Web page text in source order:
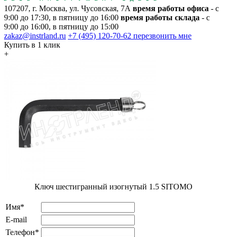
107207, г. Москва, ул. Чусовская, 7А время работы офиса - с
9:00 до 17:30, в пятницу до 16:00 время работы склада - с
9:00 до 16:00, в пятницу до 15:00
zakaz@instrland.ru +7 (495) 120-70-62 перезвонить мне
Купить в 1 клик
+
Ключ шестигранный изогнутый 1.5 SITOMO
Имя*
E-mail
Телефон*